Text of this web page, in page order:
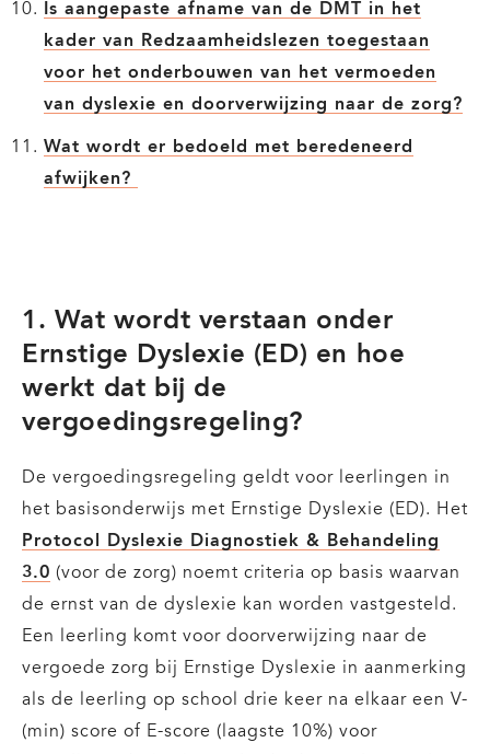
Is aangepaste afname van de DMT in het
kader van Redzaamheidslezen toegestaan
voor het onderbouwen van het vermoeden
van dyslexie en doorverwijzing naar de zorg?
Wat wordt er bedoeld met beredeneerd
afwijken?
1. Wat wordt verstaan onder
Ernstige Dyslexie (ED) en hoe
werkt dat bij de
vergoedingsregeling?
De vergoedingsregeling geldt voor leerlingen in
het basisonderwijs met Ernstige Dyslexie (ED). Het
Protocol Dyslexie Diagnostiek & Behandeling
3.0 (voor de zorg) noemt criteria op basis waarvan
de ernst van de dyslexie kan worden vastgesteld.
Een leerling komt voor doorverwijzing naar de
vergoede zorg bij Ernstige Dyslexie in aanmerking
als de leerling op school drie keer na elkaar een V-
(min) score of E-score (laagste 10%) voor